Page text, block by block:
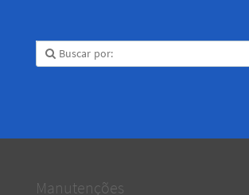
Manutenções